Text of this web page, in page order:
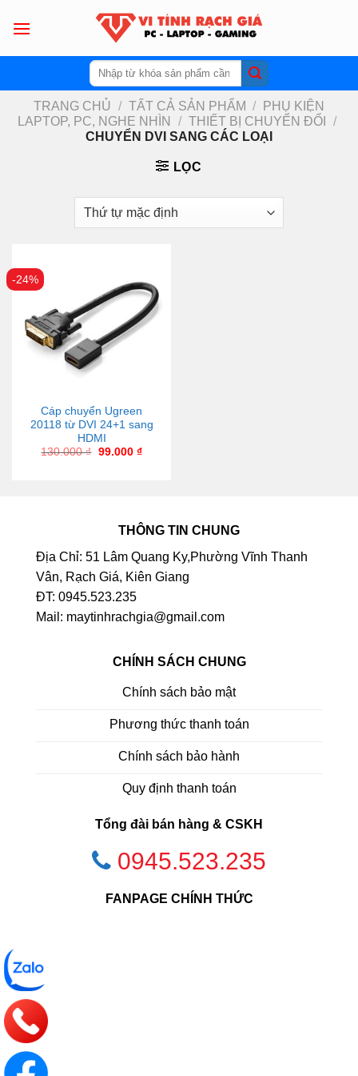
Tìm
kiếm:
TRANG CHỦ / TẤT CẢ SẢN PHẨM /
PHỤ KIỆN
LAPTOP, PC, NGHE NHÌN
/ THIẾT BỊ CHUYỂN ĐỔI
/
CHUYỂN DVI SANG CÁC LOẠI
LỌC
-24%
Cáp chuyển Ugreen
20118 từ DVI 24+1 sang
HDMI
130.000₫ 99.000 ₫
THÔNG TIN CHUNG
Địa Chỉ: 51 Lâm Quang Ky,Phường Vĩnh Thanh
Vân, Rạch Giá, Kiên Giang
ĐT: 0945.523.235
Mail: maytinhrachgia@gmail.com
CHÍNH SÁCH CHUNG
Chính sách bảo mật
Phương thức thanh toán
Chính sách bảo hành
Quy định thanh toán
Tổng đài bán hàng & CSKH
0945.523.235
FANPAGE CHÍNH THỨC